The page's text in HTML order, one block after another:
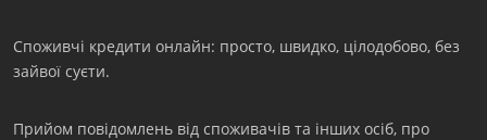
Споживчі кредити онлайн: просто, швидко, цілодобово, без
зайвої суєти.
Прийом повідомлень від споживачів та інших осіб, про